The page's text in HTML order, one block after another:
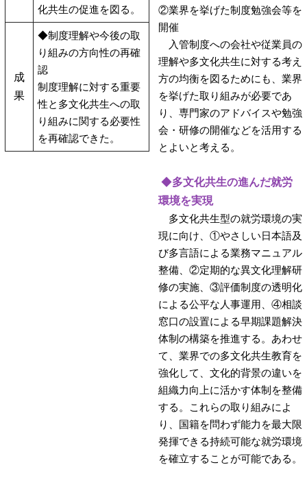
化共生の促進を図る。
成
果
◆制度理解や今後の取
り組みの方向性の再確
認
制度理解に対する重要
性と多文化共生への取
り組みに関する必要性
を再確認できた。
②業界を挙げた制度勉強会等を
開催
入管制度への会社や従業員の
理解や多文化共生に対する考え
方の均衡を図るためにも、業界
を挙げた取り組みが必要であ
り、専門家のアドバイスや勉強
会・研修の開催などを活用する
とよいと考える。
◆多文化共生の進んだ就労
環境を実現
多文化共生型の就労環境の実
現に向け、①やさしい日本語及
び多言語による業務マニュアル
整備、②定期的な異文化理解研
修の実施、③評価制度の透明化
による公平な人事運用、④相談
窓口の設置による早期課題解決
体制の構築を推進する。あわせ
て、業界での多文化共生教育を
強化して、文化的背景の違いを
組織力向上に活かす体制を整備
する。これらの取り組みによ
り、国籍を問わず能力を最大限
発揮できる持続可能な就労環境
を確立することが可能である。